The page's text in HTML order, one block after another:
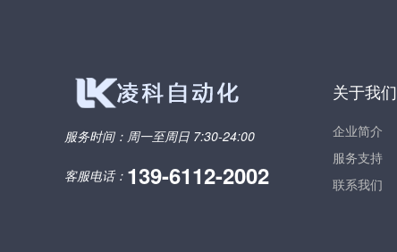
服务时间： 周一至周日 7:30-24:00
客服电话： 139-6112-2002
关于我们
企业简介
服务支持
联系我们